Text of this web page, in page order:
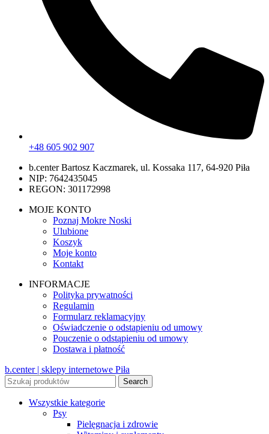
+48 605 902 907
b.center Bartosz Kaczmarek, ul. Kossaka 117, 64-920 Piła
NIP: 7642435045
REGON: 301172998
MOJE KONTO
Poznaj Mokre Noski
Ulubione
Koszyk
Moje konto
Kontakt
INFORMACJE
Polityka prywatności
Regulamin
Formularz reklamacyjny
Oświadczenie o odstapieniu od umowy
Pouczenie o odstąpieniu od umowy
Dostawa i płatność
b.center | sklepy internetowe Piła
Search
Wszystkie kategorie
Psy
Pielęgnacja i zdrowie